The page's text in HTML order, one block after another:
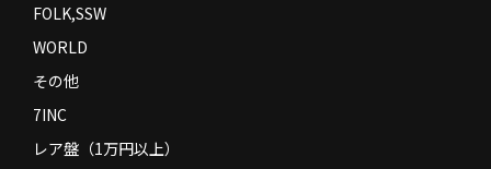
FOLK,SSW
WORLD
その他
7INC
レア盤（1万円以上）